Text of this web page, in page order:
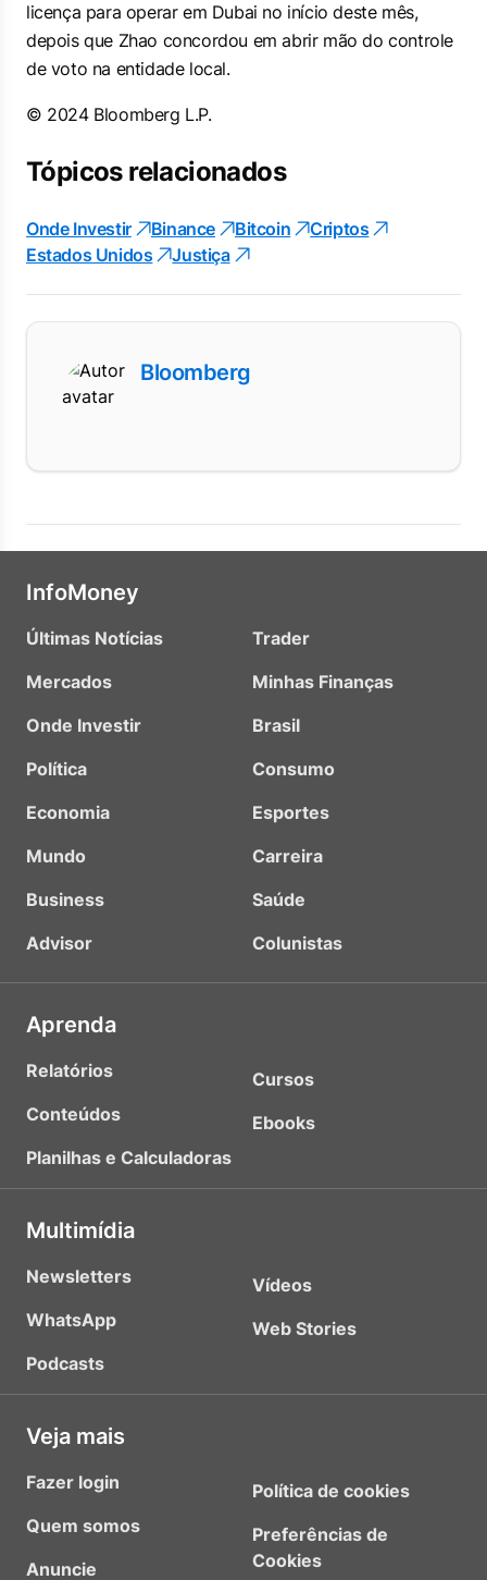
licença para operar em Dubai no início deste mês,
depois que Zhao concordou em abrir mão do controle
de voto na entidade local.
© 2024 Bloomberg L.P.
Tópicos relacionados
Onde Investir Binance Bitcoin
Criptos
Estados Unidos
Justiça
Bloomberg
InfoMoney
Últimas Notícias
Mercados
Onde Investir
Política
Economia
Mundo
Business
Advisor
Trader
Minhas Finanças
Brasil
Consumo
Esportes
Carreira
Saúde
Colunistas
Aprenda
Relatórios
Conteúdos
Planilhas e Calculadoras
Cursos
Ebooks
Multimídia
Newsletters
WhatsApp
Podcasts
Vídeos
Web Stories
Veja mais
Fazer login
Quem somos
Anuncie
Política de cookies
Preferências de
Cookies